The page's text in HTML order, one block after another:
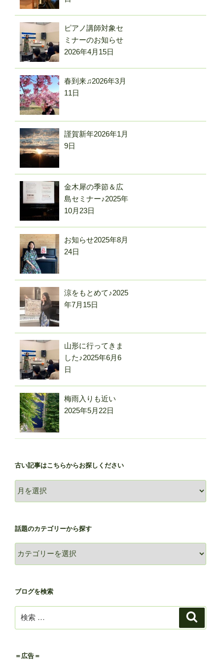
ピアノ講師対象セ
ミナーのお知らせ
2026年4月15日
春到来♫2026年3月
11日
謹賀新年2026年1月
9日
金木犀の季節＆広
島セミナー♪2025年
10月23日
お知らせ2025年8月
24日
涼をもとめて♪2025
年7月15日
山形に行ってきま
した♪2025年6月6
日
梅雨入りも近い
2025年5月22日
古い記事はこちらからお探しください
古
は
こ
ち
ら
お
探
し
だ
話題のカテゴリーから探す
テ
ゴ
リ
ー
ら
ブログを検索
検
索:
＝広告＝